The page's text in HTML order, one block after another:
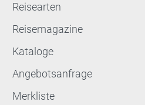
Reisearten
Reisemagazine
Kataloge
Angebotsanfrage
Merkliste